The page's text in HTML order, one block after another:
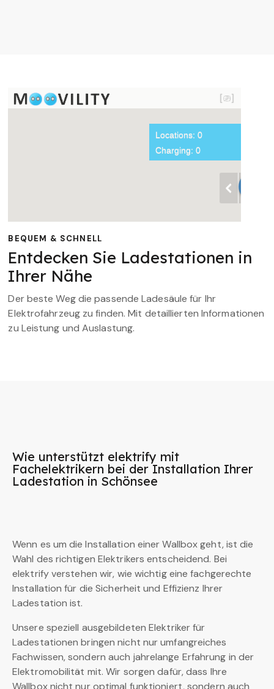
BEQUEM & SCHNELL
Entdecken Sie Ladestationen in
Ihrer Nähe
Der beste Weg die passende Ladesäule für Ihr
Elektrofahrzeug zu finden. Mit detaillierten Informationen
zu Leistung und Auslastung.
Wie unterstützt elektrify mit
Fachelektrikern bei der Installation Ihrer
Ladestation in Schönsee
Wenn es um die Installation einer Wallbox geht, ist die
Wahl des richtigen Elektrikers entscheidend. Bei
elektrify verstehen wir, wie wichtig eine fachgerechte
Installation für die Sicherheit und Effizienz Ihrer
Ladestation ist.
Unsere speziell ausgebildeten Elektriker für
Ladestationen bringen nicht nur umfangreiches
Fachwissen, sondern auch jahrelange Erfahrung in der
Elektromobilität mit. Wir sorgen dafür, dass Ihre
Wallbox nicht nur optimal funktioniert, sondern auch